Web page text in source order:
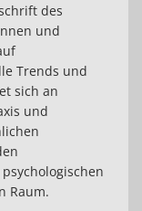
des
und
Trends und
sich an
und
Raum.